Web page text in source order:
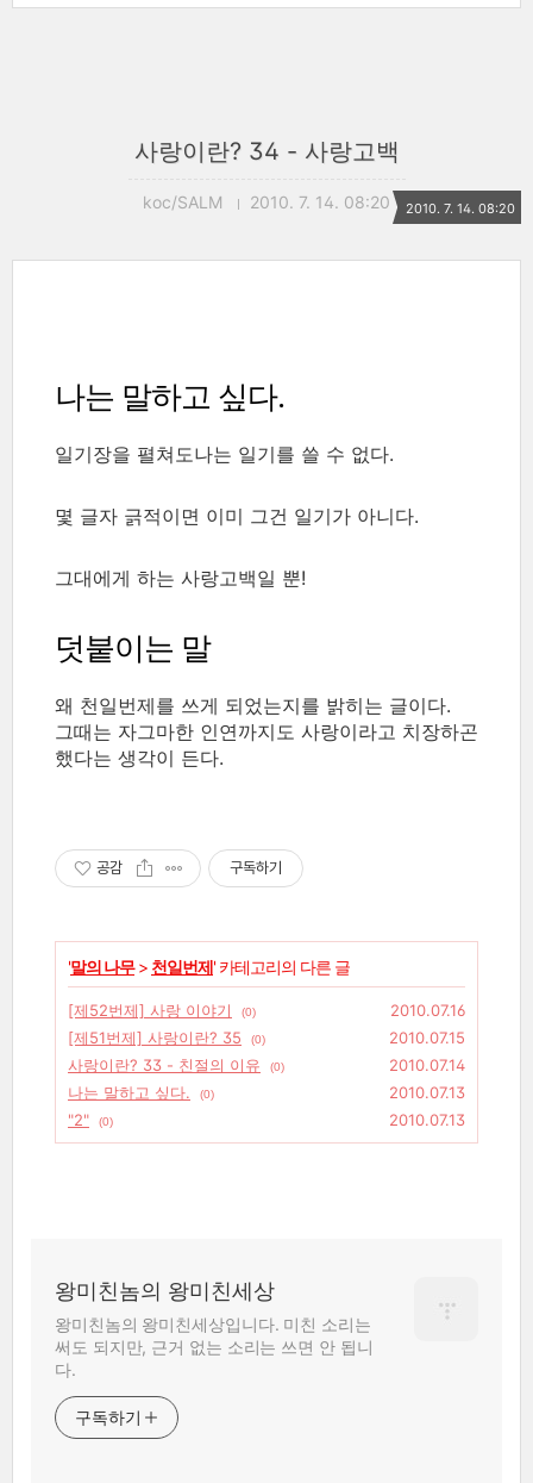
사랑이란? 34 - 사랑고백
koc/SALM 2010. 7. 14. 08:20 2010. 7. 14. 08:20
나는 말하고 싶다.
일기장을 펼쳐도나는 일기를 쓸 수 없다.
몇 글자 긁적이면 이미 그건 일기가 아니다.
그대에게 하는 사랑고백일 뿐!
덧붙이는 말
왜 천일번제를 쓰게 되었는지를 밝히는 글이다.
그때는 자그마한 인연까지도 사랑이라고 치장하곤
했다는 생각이 든다.
공감 구독하기
'말의 나무> 천일번제' 카테고리의 다른 글
[제52번제] 사랑 이야기 (0)
2010.07.16
[제51번제] 사랑이란? 35
(0)
2010.07.15
사랑이란? 33 - 친절의 이유
(0)
2010.07.14
나는 말하고 싶다.
(0)
2010.07.13
"2"
(0) 2010.07.13
왕미친놈의 왕미친세상
왕미친놈의 왕미친세상입니다. 미친 소리는
써도 되지만, 근거 없는 소리는 쓰면 안 됩니
다.
구독하기